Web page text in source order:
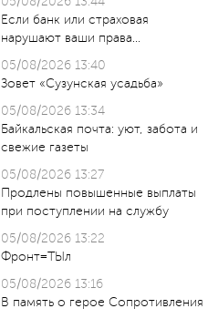
Если банк или страховая
нарушают ваши права…
05/08/2026 13:40
Зовет «Сузунская усадьба»
05/08/2026 13:34
Байкальская почта: уют, забота и
свежие газеты
05/08/2026 13:27
Продлены повышенные выплаты
при поступлении на службу
05/08/2026 13:22
Фронт=ТЫл
05/08/2026 13:16
В память о герое Сопротивления